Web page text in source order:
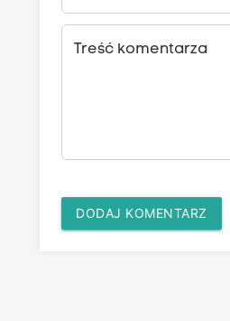
Treść komentarza
DODAJ KOMENTARZ